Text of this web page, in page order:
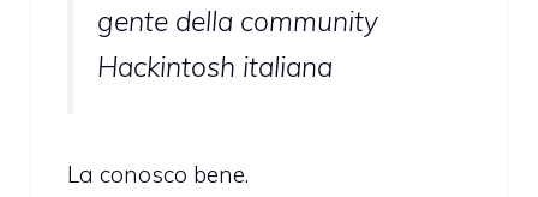
gente della community
Hackintosh italiana
La conosco bene.